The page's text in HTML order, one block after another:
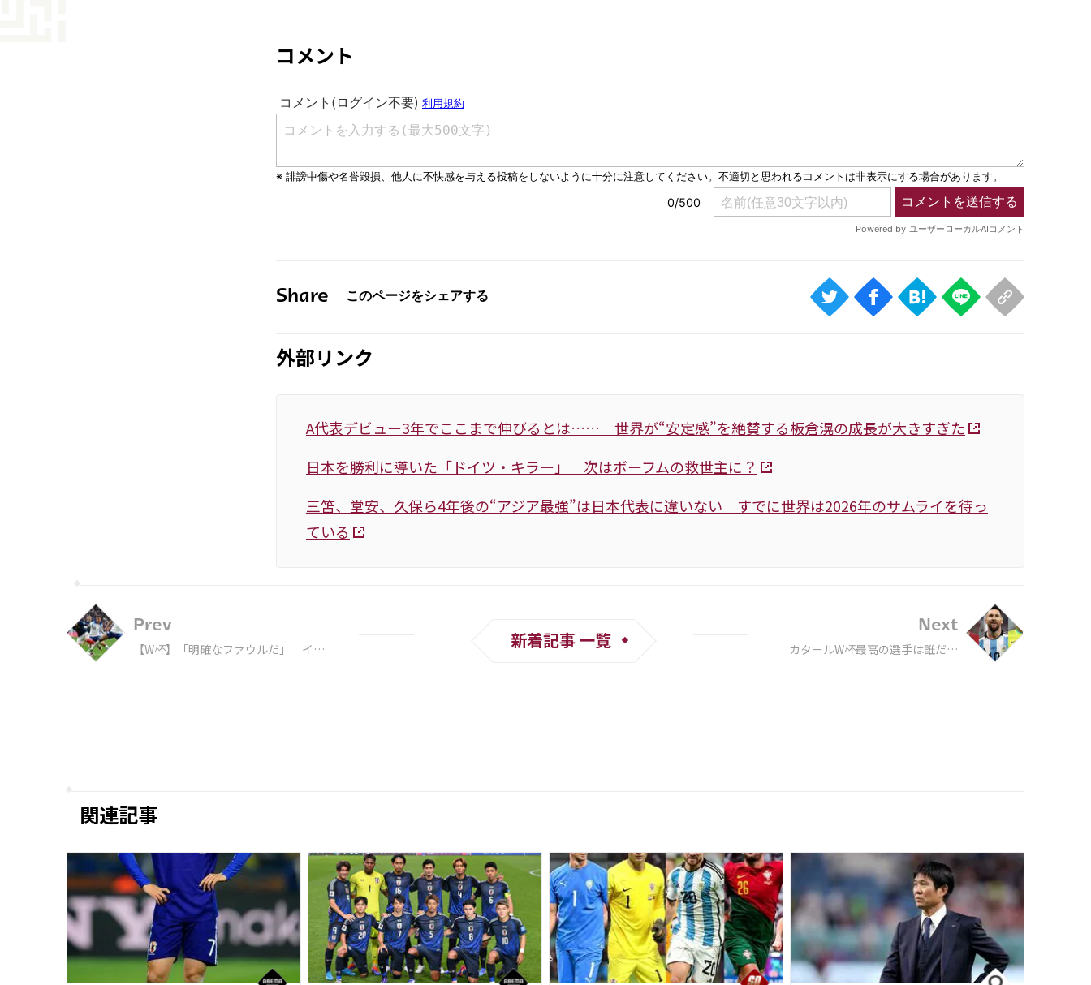
コメント
Share
外部リンク
A代表デビュー3年でここまで伸びるとは…… 世界が“安定感”を絶賛する板倉滉の成長が大きすぎた
日本を勝利に導いた「ドイツ・キラー」 次はボーフムの救世主に？
三笘、堂安、久保ら4年後の“アジア最強”は日本代表に違いない すでに世界は2026年のサムライを待っ
ている
Prev
【W杯】「明確なファウルだ」 イン
新着記事 一覧
Next
カタールW杯最高の選手は誰だ？
関連記事